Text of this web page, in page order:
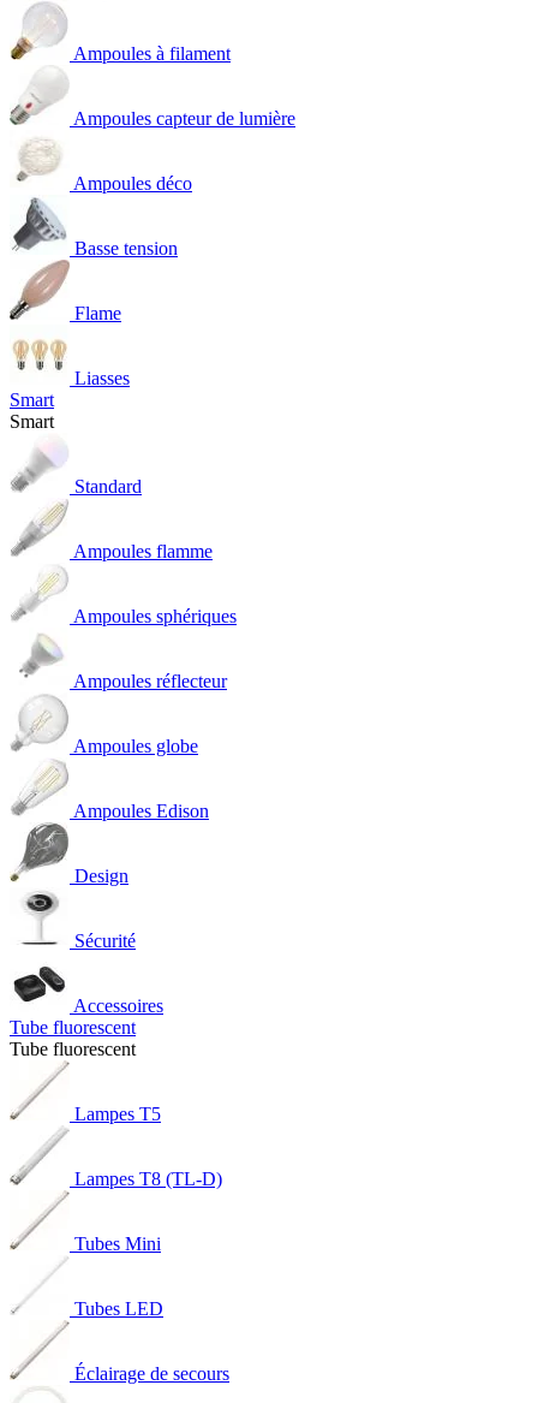
Ampoules à filament
Ampoules capteur de lumière
Ampoules déco
Basse tension
Flame
Liasses
Smart
Smart
Standard
Ampoules flamme
Ampoules sphériques
Ampoules réflecteur
Ampoules globe
Ampoules Edison
Design
Sécurité
Accessoires
Tube fluorescent
Tube fluorescent
Lampes T5
Lampes T8 (TL-D)
Tubes Mini
Tubes LED
Éclairage de secours